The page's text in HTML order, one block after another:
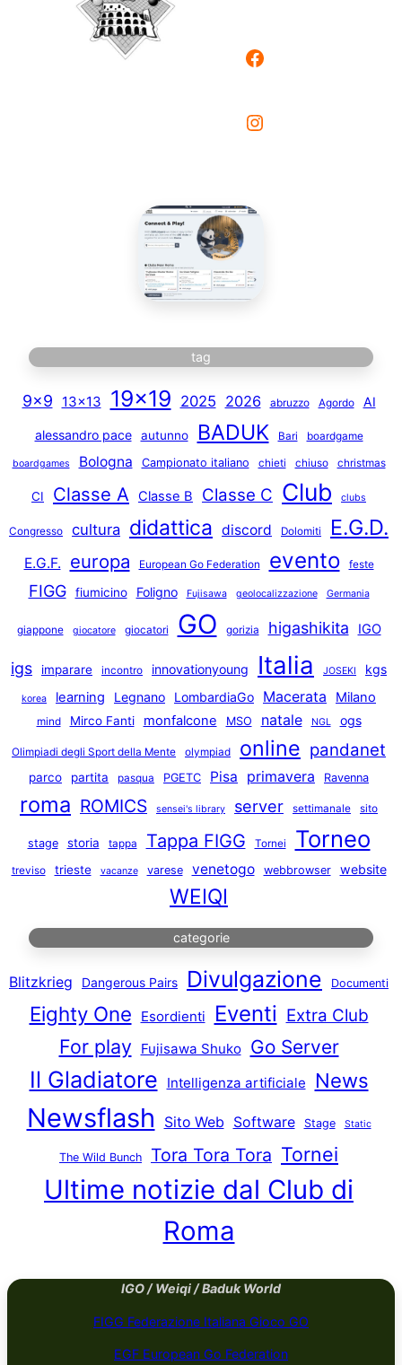
Facebook
Instagram
tag
9×9 13×13 19×19 2025 2026 abruzzo Agordo AI
alessandro pace autunno BADUK Bari boardgame
boardgames Bologna Campionato italiano chieti chiuso christmas
CI Classe A Classe B Classe C Club clubs
Congresso cultura didattica discord Dolomiti E.G.D.
E.G.F. europa European Go Federation evento feste
FIGG fiumicino Foligno Fujisawa geolocalizzazione Germania
giappone giocatore giocatori GO gorizia higashikita IGO
igs imparare incontro innovationyoung Italia JOSEKI kgs
korea learning Legnano LombardiaGo Macerata Milano
mind Mirco Fanti monfalcone MSO natale NGL ogs
Olimpiadi degli Sport della Mente olympiad online pandanet
parco partita pasqua PGETC Pisa primavera Ravenna
roma ROMICS sensei's library server settimanale sito
stage storia tappa Tappa FIGG Tornei Torneo
treviso trieste vacanze varese venetogo webbrowser website
WEIQI
categorie
Blitzkrieg Dangerous Pairs Divulgazione Documenti
Eighty One Esordienti Eventi Extra Club
For play Fujisawa Shuko Go Server
Il Gladiatore Intelligenza artificiale News
Newsflash Sito Web Software Stage Static
The Wild Bunch Tora Tora Tora Tornei
Ultime notizie dal Club di
Roma
IGO / Weiqi / Baduk World
FIGG Federazione Italiana Gioco GO
EGF European Go Federation